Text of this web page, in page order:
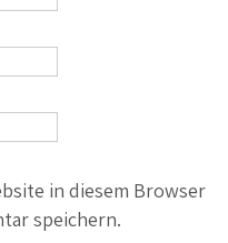
in diesem Browser
speichern.